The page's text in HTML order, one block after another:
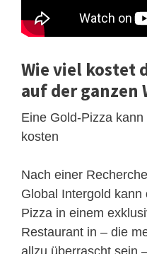
Wie viel kostet
auf der ganzen
Eine Gold-Pizza
kosten
Nach einer
Global Intergold
Pizza in einem
Restaurant in – die
allzu überrascht sein